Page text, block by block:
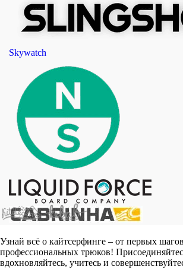
Skywatch
Узнай всё о кайтсерфинге – от первых
профессиональных трюков!
вдохновляйтесь, учитесь и